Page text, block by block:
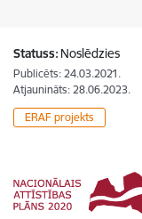
Statuss: Noslēdzies
Publicēts: 24.03.2021.
Atjaunināts: 28.06.2023.
ERAF projekts